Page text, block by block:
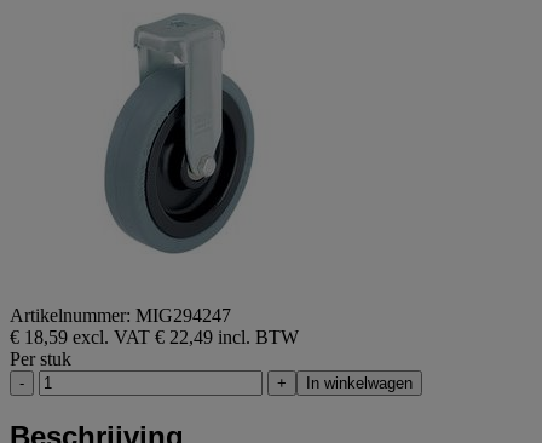
Artikelnummer: MIG294247
€ 18,59 excl. VAT € 22,49 incl. BTW
Per stuk
- + In winkelwagen
Beschrijving